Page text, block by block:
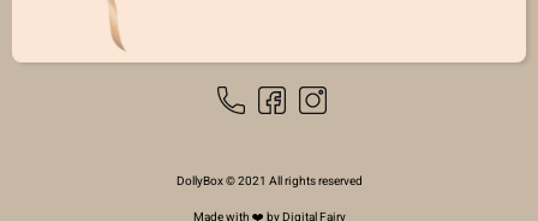
DollyBox © 2021 All rights reserved
Made with ❤️ by Digital Fairy